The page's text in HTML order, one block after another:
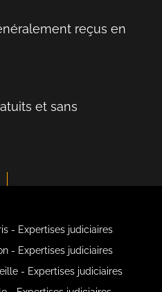
reçus en
et sans
- Expertises judiciaires
- Expertises judiciaires
- Expertises judiciaires